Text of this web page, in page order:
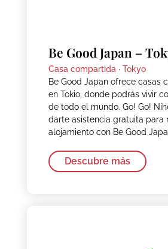
Be Good Japan –
Casa compartida · Tokyo
Be Good Japan ofrece casas
en Tokio, donde podrás vivir
de todo el mundo. Go! Go!
darte asistencia gratuita para
alojamiento con Be Good
Descubre más